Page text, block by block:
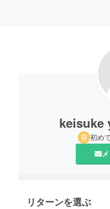
keisuke
初め
リターンを選ぶ